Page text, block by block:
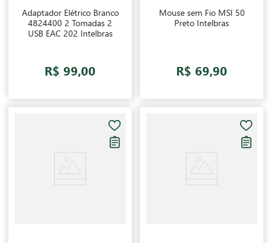
Adaptador Elétrico Branco
4824400 2 Tomadas 2
USB EAC 202 Intelbras
R$ 99,00
Mouse sem Fio MSI 50
Preto Intelbras
R$ 69,90